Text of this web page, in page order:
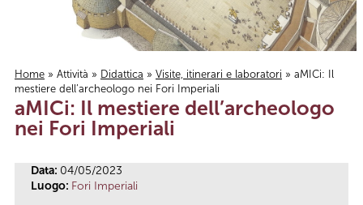
Tu sei qui
Home » Attività » Didattica » Visite, itinerari e laboratori » aMICi: Il
mestiere dell’archeologo nei Fori Imperiali
aMICi: Il mestiere dell’archeologo
nei Fori Imperiali
Data: 04/05/2023
Luogo: Fori Imperiali